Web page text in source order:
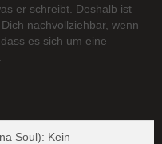
er schreibt. Deshalb ist
nachvollziehbar, wenn
es sich um eine
Soul): Kein